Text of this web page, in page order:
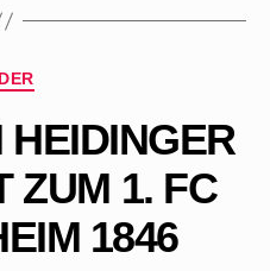
Kategorien
ZUM 1. FC
1846